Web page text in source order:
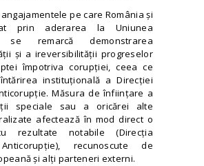
pe care România și
prin aderarea la Uniunea
se remarcă demonstrarea
şi a ireversibilității progreselor
împotriva corupției, ceea ce
instituțională a Direcției
Măsura de înființare a
speciale sau a oricărei alte
afectează în mod direct o
rezultate notabile (Direcția
recunoscute de
și alți parteneri externi.